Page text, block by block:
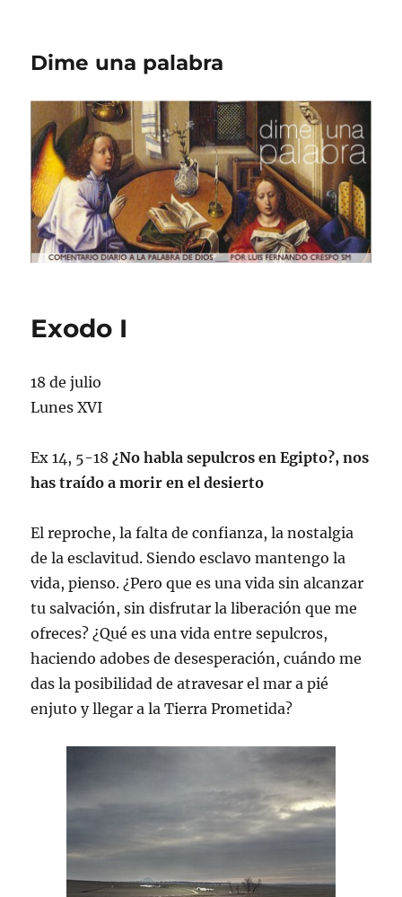
Dime una palabra
Exodo I
18 de julio
Lunes XVI
Ex 14, 5-18¿No habla sepulcros en Egipto?, nos
has traído a morir en el desierto
El reproche, la falta de confianza, la nostalgia
de la esclavitud. Siendo esclavo mantengo la
vida, pienso. ¿Pero que es una vida sin alcanzar
tu salvación, sin disfrutar la liberación que me
ofreces? ¿Qué es una vida entre sepulcros,
haciendo adobes de desesperación, cuándo me
das la posibilidad de atravesar el mar a pié
enjuto y llegar a la Tierra Prometida?